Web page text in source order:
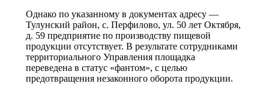
Однако по указанному в документах адресу —
Тулунский район, с. Перфилово, ул. 50 лет Октября,
д. 59 предприятие по производству пищевой
продукции отсутствует. В результате сотрудниками
территориального Управления площадка
переведена в статус «фантом», с целью
предотвращения незаконного оборота продукции.